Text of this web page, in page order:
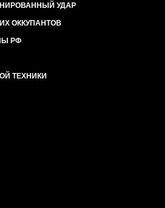
УДАР
ОККУПАНТОВ
РФ
ТЕХНИКИ